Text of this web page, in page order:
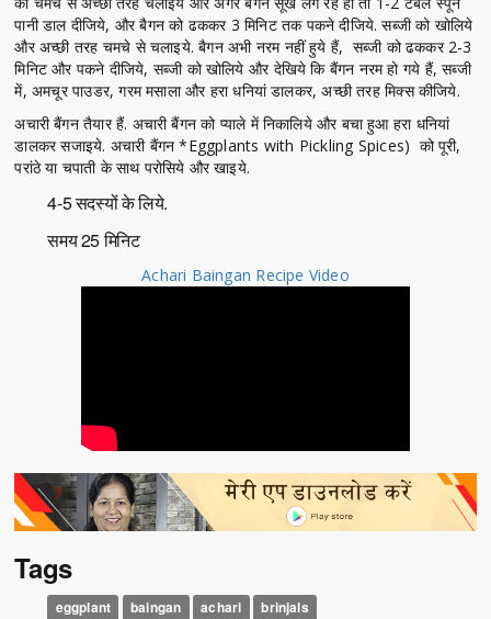
पानी डाल दीजिये, और बैगन को ढककर 3 मिनिट तक पकने दीजिये. सब्जी को खोलिये
और अच्छी तरह चमचे से चलाइये. बैगन अभी नरम नहीं हुये हैं, सब्जी को ढककर 2-3
मिनिट और पकने दीजिये, सब्जी को खोलिये और देखिये कि बैंगन नरम हो गये हैं, सब्जी
में, अमचूर पाउडर, गरम मसाला और हरा धनियां डालकर, अच्छी तरह मिक्स कीजिये.
अचारी बैंगन तैयार हैं. अचारी बैंगन को प्याले में निकालिये और बचा हुआ हरा धनियां
डालकर सजाइये. अचारी बैंगन *Eggplants with Pickling Spices) को पूरी,
परांठे या चपाती के साथ परोसिये और खाइये.
4-5 सदस्यों के लिये.
समय 25 मिनिट
Achari Baingan Recipe Video
Tags
eggplant baingan achari brinjals